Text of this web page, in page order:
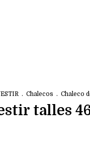
. Chalecos . Chaleco
talles